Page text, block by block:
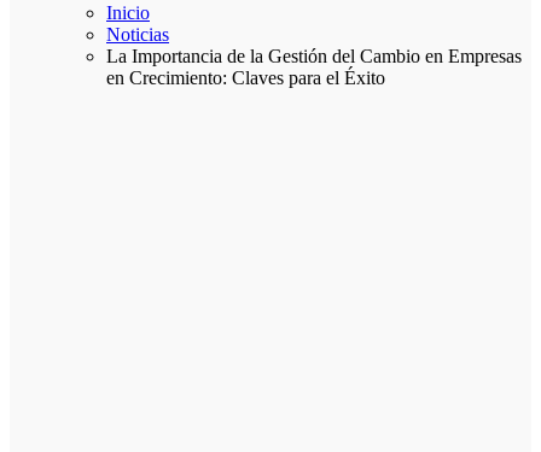
Inicio
Noticias
La Importancia de la Gestión del Cambio en Empresas
en Crecimiento: Claves para el Éxito